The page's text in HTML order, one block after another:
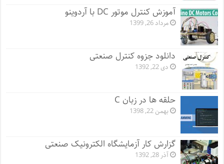
آموزش کنترل موتور DC با آردوینو
مرداد 26, 1399
دانلود جزوه کنترل صنعتی
دی 22, 1392
حلقه ها در زبان C
بهمن 22, 1398
گزارش کار آزمایشگاه الکترونیک صنعتی
آذر 28, 1392